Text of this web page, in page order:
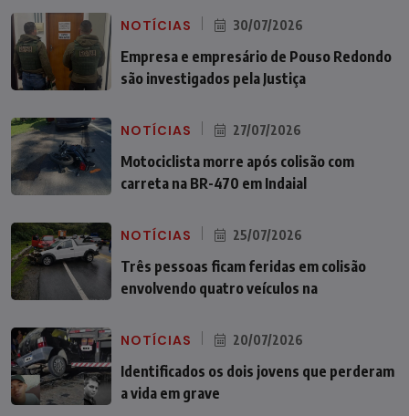
NOTÍCIAS 30/07/2026
Empresa e empresário de Pouso Redondo
são investigados pela Justiça
NOTÍCIAS 27/07/2026
Motociclista morre após colisão com
carreta na BR-470 em Indaial
NOTÍCIAS 25/07/2026
Três pessoas ficam feridas em colisão
envolvendo quatro veículos na
NOTÍCIAS 20/07/2026
Identificados os dois jovens que perderam
a vida em grave